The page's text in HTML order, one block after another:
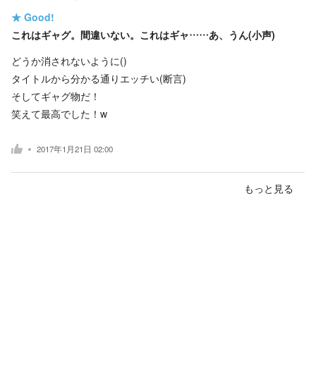
★ Good!
これはギャグ。間違いない。これはギャ……あ、うん(小声)
どうか消されないように()
タイトルから分かる通りエッチい(断言)
そしてギャグ物だ！
笑えて最高でした！w
2017年1月21日 02:00
もっと見る